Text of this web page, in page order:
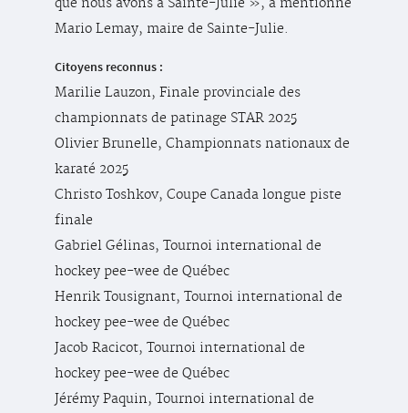
que nous avons à Sainte-Julie », a mentionné
Mario Lemay, maire de Sainte-Julie.
Citoyens reconnus :
Marilie Lauzon, Finale provinciale des
championnats de patinage STAR 2025
Olivier Brunelle, Championnats nationaux de
karaté 2025
Christo Toshkov, Coupe Canada longue piste
finale
Gabriel Gélinas, Tournoi international de
hockey pee-wee de Québec
Henrik Tousignant, Tournoi international de
hockey pee-wee de Québec
Jacob Racicot, Tournoi international de
hockey pee-wee de Québec
Jérémy Paquin, Tournoi international de